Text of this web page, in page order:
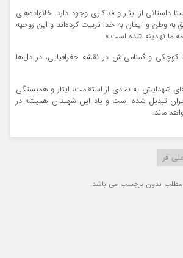
داستانی از ایثار و فداکاری وجود دارد. خانواده‌های
به وطن و ایمان به خدا تربیت کرده‌اند و این روحیه
ما نهادینه شده است.»
کوچکی و گمنامی‌اش در نقشه جغرافیایی، در دل‌ها
شهدایش به نمادی از استقامت، ایثار و همبستگی
تبدیل شده است و یاد این شهیدان همیشه در
ماند.
فر
مطلب بدون برچسب می باشد.